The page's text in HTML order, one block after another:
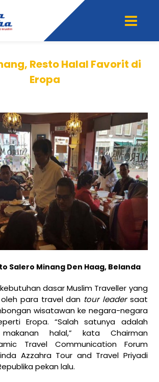
Resto Halal Favorit di
Eropa
Salero Minang Den Haag, Belanda
dasar Muslim Traveller yang
para travel dan tour leadersaat
wisatawan ke negara-negara
Eropa. “Salah satunya adalah
makanan halal,” kata Chairman
Travel Communication Forum
Azzahra Tour and Travel Priyadi
pekan lalu.